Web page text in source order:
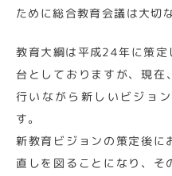
ために総合教育会議は大切
教育大綱は平成24年に策定
台としておりますが、現在
行いながら新しいビジョ
す。
新教育ビジョンの策定後に
直しを図ることになり、そ